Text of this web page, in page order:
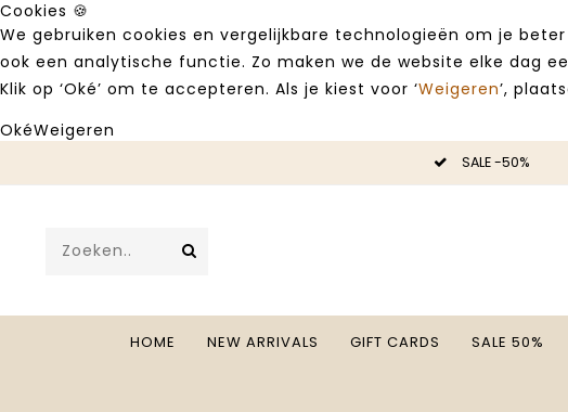
Cookies 🍪
We gebruiken cookies en vergelijkbare technologieën om je
ook een analytische functie. Zo maken we de website elke dag
Klik op ‘Oké’ om te accepteren. Als je kiest voor ‘Weigeren’,
OkéWeigeren
SALE -
HOME NEW ARRIVALS GIFT CARDS SALE 50%